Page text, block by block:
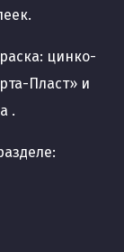
цинко-
Пласт» и
.